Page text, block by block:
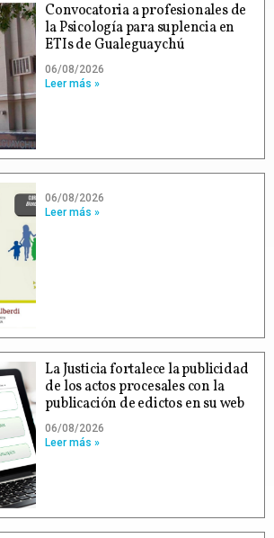
Convocatoria a profesionales de
la Psicología para suplencia en
ETIs de Gualeguaychú
06/08/2026
Leer más »
06/08/2026
Leer más »
La Justicia fortalece la publicidad
de los actos procesales con la
publicación de edictos en su web
06/08/2026
Leer más »